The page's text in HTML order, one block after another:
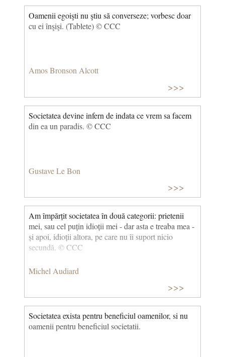
Oamenii egoişti nu ştiu să converseze; vorbesc doar
cu ei înşişi. (Tablete) © CCC
Amos Bronson Alcott
>>>
Societatea devine infern de indata ce vrem sa facem
din ea un paradis. © CCC
Gustave Le Bon
>>>
Am împărțit societatea în două categorii: prietenii
mei, sau cel puțin idioții mei - dar asta e treaba mea -
și apoi, idioții altora, pe care nu îi suport nicio
secundă. © CCC
Michel Audiard
>>>
Societatea exista pentru beneficiul oamenilor, si nu
oamenii pentru beneficiul societatii.